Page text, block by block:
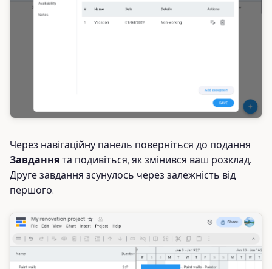
Через навігаційну панель поверніться до подання
Завданнята подивіться, як змінився ваш розклад.
Друге завдання зсунулось через залежність від
першого.